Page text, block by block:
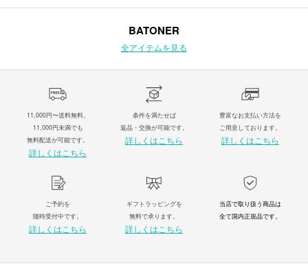
BATONER
全アイテムを見る
11,000円〜送料無料。
11,000円未満でも
無料配送が可能です。
詳しくはこちら
条件を満たせば
返品・交換が可能です。
詳しくはこちら
豊富なお支払い方法を
ご用意しております。
詳しくはこちら
ご予約を
随時受付中です。
詳しくはこちら
ギフトラッピングを
無料で承ります。
詳しくはこちら
当店で取り扱う商品は
全て国内正規品です。